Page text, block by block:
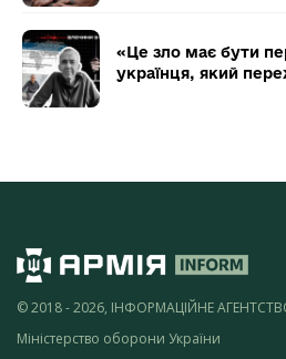
«Це зло має бути
українця, який
© 2018 - 2026, ІНФОРМАЦІЙНЕ
Міністерство оборони України